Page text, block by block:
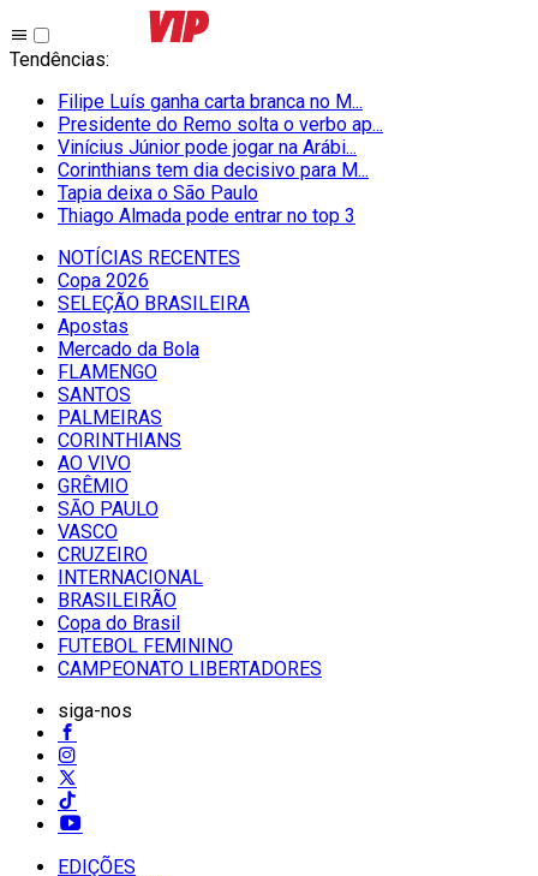
Tendências:
Filipe Luís ganha carta branca no M...
Presidente do Remo solta o verbo ap...
Vinícius Júnior pode jogar na Arábi...
Corinthians tem dia decisivo para M...
Tapia deixa o São Paulo
Thiago Almada pode entrar no top 3
NOTÍCIAS RECENTES
Copa 2026
SELEÇÃO BRASILEIRA
Apostas
Mercado da Bola
FLAMENGO
SANTOS
PALMEIRAS
CORINTHIANS
AO VIVO
GRÊMIO
SĀO PAULO
VASCO
CRUZEIRO
INTERNACIONAL
BRASILEIRÃO
Copa do Brasil
FUTEBOL FEMININO
CAMPEONATO LIBERTADORES
siga-nos
EDIÇÕES